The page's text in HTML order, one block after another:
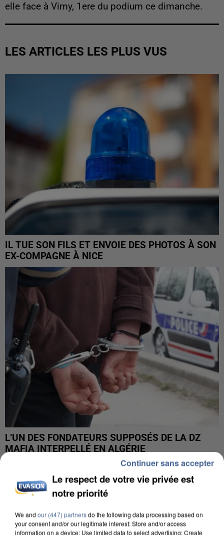
elle face à Vimy, 1ere du podium ce dimanche.
LES ARTICLES LES PLUS VUS
IL TUE SON FILS ET ENVOIE DES PHOTOS À SON
EX-COMPAGNE À NICE
L’UN DES FONDATEURS SUPPOSÉS DE LA DZ
MAFIA INTERPELLÉ EN ALGÉRIE
Le respect de votre vie privée est
notre priorité
We and our (447) partnersdo the following data processing based on
your consent and/or our legitimate interest: Store and/or access
information on a device; Use limited data to select advertising; Create
Continuer sans accepter